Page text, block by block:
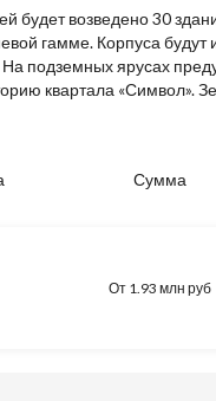
будет возведено 30
гамме. Корпуса будут
подземных ярусах
квартала «Символ».
Сумма
От 1.93 млн руб